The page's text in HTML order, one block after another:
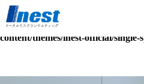
Warning: Undefined array key 0 in
/home/kir013221/public_html/inest-
content/themes/inest-official/single-